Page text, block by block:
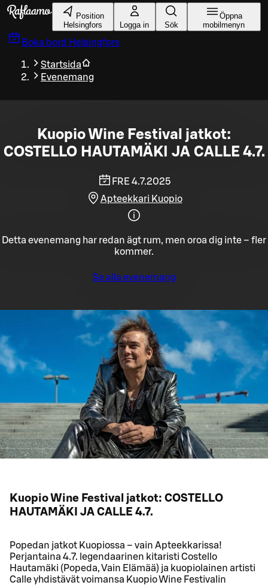
Gå till huvudinnehållet
Position
Helsingfors
Logga in Sök
Öppna
mobilmenyn
Boka bord Helsingfors
Startsida
Evenemang
Kuopio Wine Festival jatkot:
COSTELLO HAUTAMÄKI JA CALLE 4.7.
FRE 4.7.2025
Apteekkari Kuopio
Detta evenemang har redan ägt rum, men oroa dig inte – fler
kommer.
Se alla evenemang
Kuopio Wine Festival jatkot: COSTELLO
HAUTAMÄKI JA CALLE 4.7.
Popedan jatkot Kuopiossa – vain Apteekkarissa!
Perjantaina 4.7. legendaarinen kitaristi Costello
Hautamäki (Popeda, Vain Elämää) ja kuopiolainen artisti
Calle yhdistävät voimansa Kuopio Wine Festivalin